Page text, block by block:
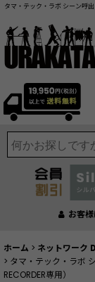
タマ・テック・ラボ シーン呼
お客
ホーム > ネットワーク
> タマ・テック・ラボ
RECORDER専用）